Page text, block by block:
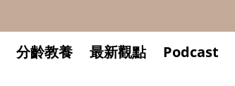
分齡教養 最新觀點 Podcast